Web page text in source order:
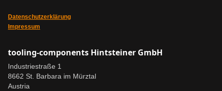
Datenschutzerklärung
Impressum
tooling-components Hintsteiner GmbH
Industriestraße 1
8662 St. Barbara im Mürztal
Austria